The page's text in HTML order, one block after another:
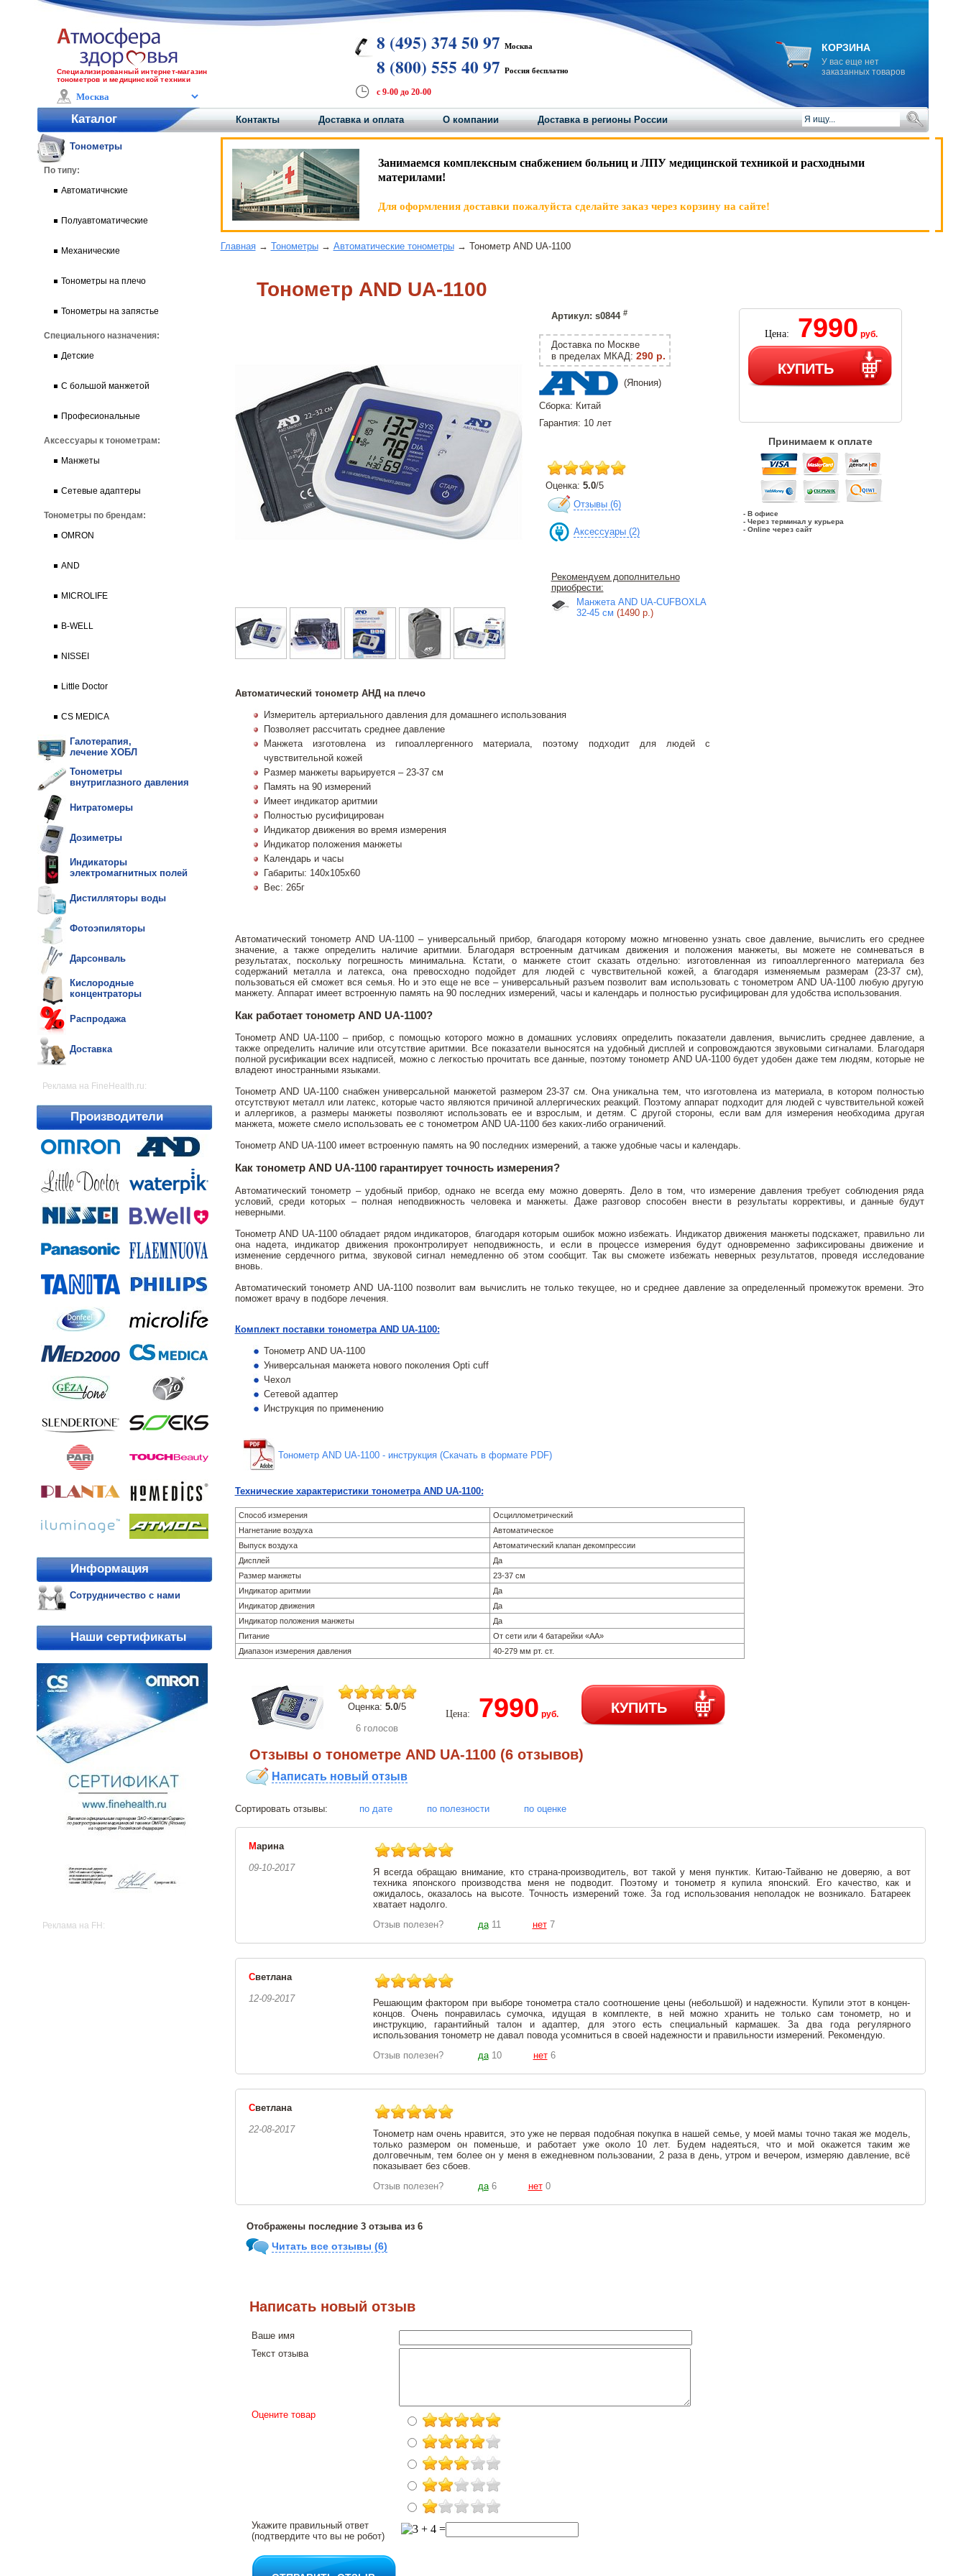
Специализированный интернет-магазин
тонометров и медицинской техники
8 (495) 374 50 97 Москва
8 (800) 555 40 97 Россия бесплатно
с 9-00 до 20-00
КОРЗИНА
У вас еще нет
заказанных товаров
Каталог Контакты Доставка и оплата О компании Доставка в регионы России
Тонометры
По типу:
Автоматичнские
Полуавтоматические
Механические
Тонометры на плечо
Тонометры на запястье
Специального назначения:
Детские
С большой манжетой
Професиональные
Аксессуары к тонометрам:
Манжеты
Сетевые адаптеры
Тонометры по брендам:
OMRON
AND
MICROLIFE
B-WELL
NISSEI
Little Doctor
CS MEDICA
Галотерапия,
лечение ХОБЛ
Тонометры
внутриглазного давления
Нитратомеры
Дозиметры
Индикаторы
электромагнитных полей
Дистилляторы воды
Фотоэпиляторы
Дарсонваль
Кислородные
концентраторы
Распродажа
Доставка
Реклама на FineHealth.ru:
Производители
Информация
Сотрудничество с нами
Наши сертификаты
Реклама на FH:
Занимаемся комплексным снабжением больниц и ЛПУ медицинской техникой и расходными
материлами!
Для оформления доставки пожалуйста сделайте заказ через корзину на сайте!
Главная→ Тонометры→ Автоматические тонометры→ Тонометр AND UA-1100
Тонометр AND UA-1100
Артикул: s0844 #
Доставка по Москве
в пределах МКАД: 290 р.
(Япония)
Сборка: Китай
Гарантия: 10 лет
Оценка: 5.0/5
Отзывы (6)
Аксессуары (2)
Рекомендуем дополнительно
приобрести:
Mанжета AND UA-CUFBOXLA
32-45 см (1490 р.)
Цена: 7990 руб.
КУПИТЬ
Принимаем к оплате
- В офисе
- Через терминал у курьера
- Online через сайт
Автоматический тонометр АНД на плечо
Измеритель артериального давления для домашнего использования
Позволяет рассчитать среднее давление
Манжета изготовлена из гипоаллергенного материала, поэтому подходит для людей с
чувствительной кожей
Размер манжеты варьируется – 23-37 см
Память на 90 измерений
Имеет индикатор аритмии
Полностью русифицирован
Индикатор движения во время измерения
Индикатор положения манжеты
Календарь и часы
Габариты: 140х105х60
Вес: 265г
Автоматический тонометр AND UA-1100 – универсальный прибор, благодаря которому можно мгновенно узнать свое давление, вычислить его среднее
значение, а также определить наличие аритмии. Благодаря встроенным датчикам движения и положения манжеты, вы можете не сомневаться в
результатах, поскольку погрешность минимальна. Кстати, о манжете стоит сказать отдельно: изготовленная из гипоаллергенного материала без
содержаний металла и латекса, она превосходно подойдет для людей с чувствительной кожей, а благодаря изменяемым размерам (23-37 см),
пользоваться ей сможет вся семья. Но и это еще не все – универсальный разъем позволит вам использовать с тонометром AND UA-1100 любую другую
манжету. Аппарат имеет встроенную память на 90 последних измерений, часы и календарь и полностью русифицирован для удобства использования.
Как работает тонометр AND UA-1100?
Тонометр AND UA-1100 – прибор, с помощью которого можно в домашних условиях определить показатели давления, вычислить среднее давление, а
также определить наличие или отсутствие аритмии. Все показатели выносятся на удобный дисплей и сопровождаются звуковыми сигналами. Благодаря
полной русификации всех надписей, можно с легкостью прочитать все данные, поэтому тонометр AND UA-1100 будет удобен даже тем людям, которые не
владеют иностранными языками.
Тонометр AND UA-1100 снабжен универсальной манжетой размером 23-37 см. Она уникальна тем, что изготовлена из материала, в котором полностью
отсутствуют металл или латекс, которые часто являются причиной аллергических реакций. Поэтому аппарат подходит для людей с чувствительной кожей
и аллергиков, а размеры манжеты позволяют использовать ее и взрослым, и детям. С другой стороны, если вам для измерения необходима другая
манжета, можете смело использовать ее с тонометром AND UA-1100 без каких-либо ограничений.
Тонометр AND UA-1100 имеет встроенную память на 90 последних измерений, а также удобные часы и календарь.
Как тонометр AND UA-1100 гарантирует точность измерения?
Автоматический тонометр – удобный прибор, однако не всегда ему можно доверять. Дело в том, что измерение давления требует соблюдения ряда
условий, среди которых – полная неподвижность человека и манжеты. Даже разговор способен внести в результаты коррективы, и данные будут
неверными.
Тонометр AND UA-1100 обладает рядом индикаторов, благодаря которым ошибок можно избежать. Индикатор движения манжеты подскажет, правильно ли
она надета, индикатор движения проконтролирует неподвижность, и если в процессе измерения будут одновременно зафиксированы движение и
изменение сердечного ритма, звуковой сигнал немедленно об этом сообщит. Так вы сможете избежать неверных результатов, проведя исследование
вновь.
Автоматический тонометр AND UA-1100 позволит вам вычислить не только текущее, но и среднее давление за определенный промежуток времени. Это
поможет врачу в подборе лечения.
Комплект поставки тонометра AND UA-1100:
Тонометр AND UA-1100
Универсальная манжета нового поколения Opti cuff
Чехол
Сетевой адаптер
Инструкция по применению
Тонометр AND UA-1100 - инструкция (Скачать в формате PDF)
Технические характеристики тонометра AND UA-1100:
Способ измерения
Осциллометрический
Нагнетание воздуха
Автоматическое
Выпуск воздуха
Автоматический клапан декомпрессии
Дисплей
Да
Размер манжеты
23-37 см
Индикатор аритмии
Да
Индикатор движения
Да
Индикатор положения манжеты
Да
Питание
От сети или 4 батарейки «АА»
Диапазон измерения давления
40-279 мм рт. ст.
Оценка: 5.0/5
6 голосов
Цена: 7990 руб. КУПИТЬ
Отзывы o тонометре AND UA-1100 (6 отзывов)
Написать новый отзыв
Сортировать отзывы: по дате по полезности по оценке
Марина
09-10-2017
Я всегда обращаю внимание, кто страна-производитель, вот такой у меня пунктик. Китаю-Тайваню не доверяю, а вот
техника японского производства меня не подводит. Поэтому и тонометр я купила японский. Его качество, как и
ожидалось, оказалось на высоте. Точность измерений тоже. За год использования неполадок не возникало. Батареек
хватает надолго.
Отзыв полезен? да 11 нет 7
Светлана
12-09-2017
Решающим фактором при выборе тонометра стало соотношение цены (небольшой) и надежности. Купили этот в концен-
концов. Очень понравилась сумочка, идущая в комплекте, в ней можно хранить не только сам тонометр, но и
инструкцию, гарантийный талон и адаптер, для этого есть специальный кармашек. За два года регулярного
использования тонометр не давал повода усомниться в своей надежности и правильности измерений. Рекомендую.
Отзыв полезен? да 10 нет 6
Светлана
22-08-2017
Тонометр нам очень нравится, это уже не первая подобная покупка в нашей семье, у моей мамы точно такая же модель,
только размером он поменьше, и работает уже около 10 лет. Будем надеяться, что и мой окажется таким же
долговечным, тем более он у меня в ежедневном пользовании, 2 раза в день, утром и вечером, измеряю давление, всё
показывает без сбоев.
Отзыв полезен? да 6 нет 0
Отображены последние 3 отзыва из 6
Читать все отзывы (6)
Написать новый отзыв
Ваше имя
Текст отзыва
Оцените товар
Укажите правильный ответ
(подтвердите что вы не робот)